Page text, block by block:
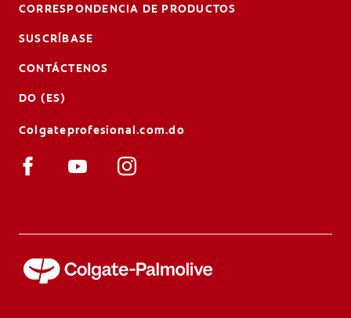
CORRESPONDENCIA DE PRODUCTOS
SUSCRÍBASE
CONTÁCTENOS
DO (ES)
Colgateprofesional.com.do